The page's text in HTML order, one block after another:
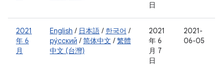
日
2021
年 6
月
English / 日本語 / 한국어 /
ру́сский /简体中文 /繁體
中文 (台灣)
2021
年 6
月 7
日
2021-
06-05